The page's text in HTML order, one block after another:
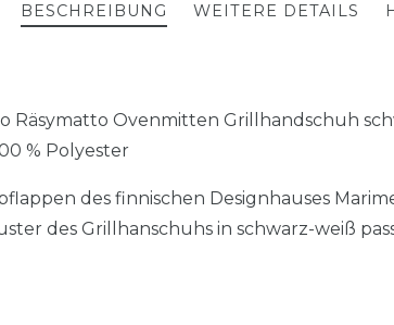
BESCHREIBUNG WEITERE DETAILS
Räsymatto Ovenmitten Grillhandschuh
% Polyester
des finnischen Designhauses
des Grillhanschuhs in schwarz-weiß